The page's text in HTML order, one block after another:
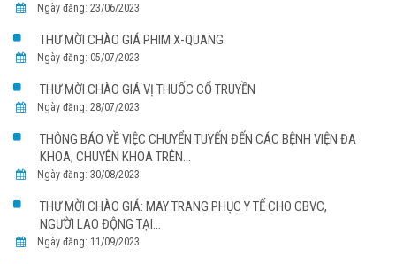
Ngày đăng: 23/06/2023
THƯ MỜI CHÀO GIÁ PHIM X-QUANG
Ngày đăng: 05/07/2023
THƯ MỜI CHÀO GIÁ VỊ THUỐC CỔ TRUYỀN
Ngày đăng: 28/07/2023
THÔNG BÁO VỀ VIỆC CHUYỂN TUYẾN ĐẾN CÁC BỆNH VIỆN ĐA
KHOA, CHUYÊN KHOA TRÊN...
Ngày đăng: 30/08/2023
THƯ MỜI CHÀO GIÁ: MAY TRANG PHỤC Y TẾ CHO CBVC,
NGƯỜI LAO ĐỘNG TẠI...
Ngày đăng: 11/09/2023